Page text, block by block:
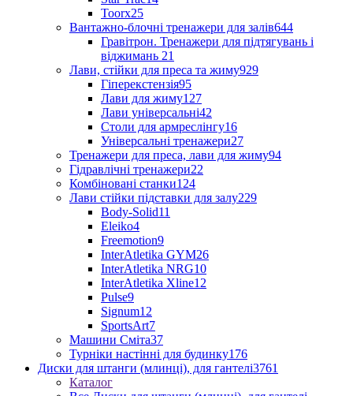
Toorx25
Вантажно-блочні тренажери для залів644
Гравітрон. Тренажери для підтягувань і
віджимань 21
Лави, стійки для преса та жиму929
Гіперекстензія95
Лави для жиму127
Лави універсальні42
Столи для армреслінгу16
Універсальні тренажери27
Тренажери для преса, лави для жиму94
Гідравлічні тренажери22
Комбіновані станки124
Лави стійки підставки для залу229
Body-Solid11
Eleiko4
Freemotion9
InterAtletika GYM26
InterAtletika NRG10
InterAtletika Xline12
Pulse9
Signum12
SportsArt7
Машини Сміта37
Турніки настінні для будинку176
Диски для штанги (млинці), для гантелі3761
Каталог